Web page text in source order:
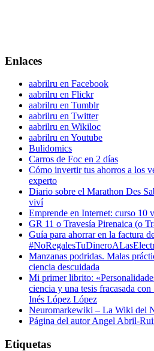
Enlaces
aabrilru en Facebook
aabrilru en Flickr
aabrilru en Tumblr
aabrilru en Twitter
aabrilru en Wikiloc
aabrilru en Youtube
Bulidomics
Carros de Foc en 2 días
Cómo invertir tus ahorros a los
experto
Diario sobre el Marathon Des
viví
Emprende en Internet: curso 10
GR 11 o Travesía Pirenaica (o
Guía para ahorrar en la factura
Manzanas podridas. Malas
ciencia descuidada
Mi primer librito:
ciencia y una tesis fracasada
Inés López López
Neuromarkewiki – La Wiki del
Página del autor Angel Abril-
Etiquetas